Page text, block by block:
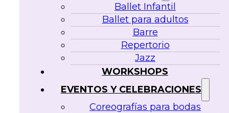
Ballet Infantil
Ballet para adultos
Barre
Repertorio
Jazz
WORKSHOPS
EVENTOS Y CELEBRACIONES
Coreografías para bodas